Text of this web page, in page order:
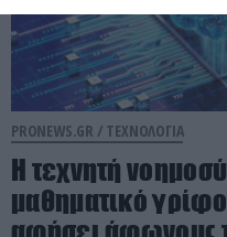
PRONEWS.GR / ΤΕΧΝΟΛΟΓΙΑ
Η τεχνητή
μαθηματικό